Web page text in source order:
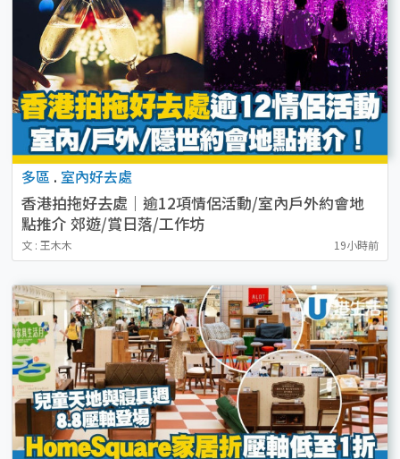
多區 . 室內好去處
香港拍拖好去處｜逾12項情侶活動/室內戶外約會地
點推介 郊遊/賞日落/工作坊
文 : 王木木 19小時前